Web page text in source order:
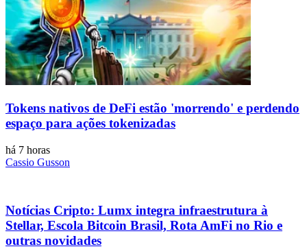
Tokens nativos de DeFi estão 'morrendo' e perdendo
espaço para ações tokenizadas
há 7 horas
Cassio Gusson
Notícias Cripto: Lumx integra infraestrutura à
Stellar, Escola Bitcoin Brasil, Rota AmFi no Rio e
outras novidades